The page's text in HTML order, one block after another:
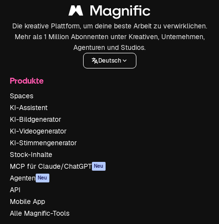
Die kreative Plattform, um deine beste Arbeit zu verwirklichen.
Mehr als 1 Million Abonnenten unter Kreativen, Unternehmen,
Agenturen und Studios.
Deutsch
Produkte
Spaces
KI-Assistent
KI-Bildgenerator
KI-Videogenerator
KI-Stimmengenerator
Stock-Inhalte
MCP für Claude/ChatGPT Neu
Agenten Neu
API
Mobile App
Alle Magnific-Tools